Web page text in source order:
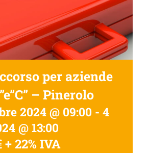
per aziende
– Pinerolo
2024 @ 09:00 - 4
@ 13:00
+ 22% IVA